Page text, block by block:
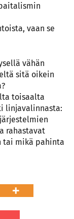
vaan se
vähän
sitä oikein
toisaalta
linjavalinnasta:
rahastavat
tai mikä pahinta